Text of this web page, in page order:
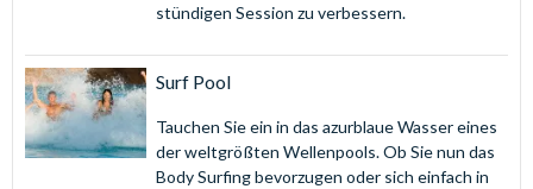
stündigen Session zu verbessern.
Surf Pool
Tauchen Sie ein in das azurblaue Wasser eines
der weltgrößten Wellenpools. Ob Sie nun das
Body Surfing bevorzugen oder sich einfach in